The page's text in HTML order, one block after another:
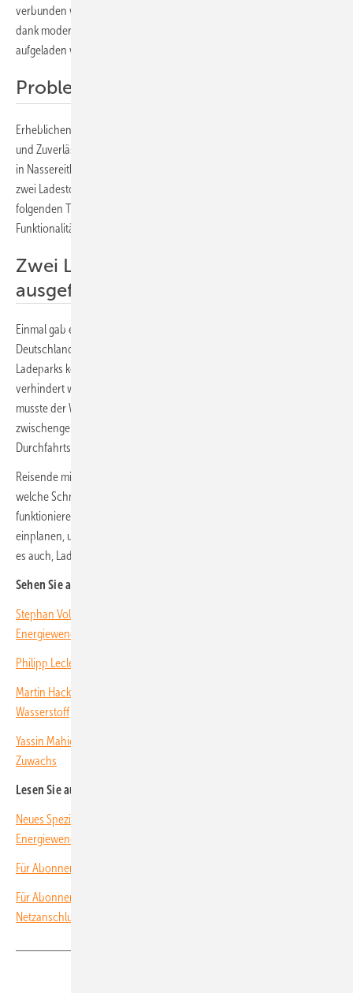
verbunden werden könnte. In 20 Minuten konnte der Testwagen
dank moderner Schnellladetechnologie von zehn auf 80 Prozent
aufgeladen werden.
Probleme beim Aufladen
Erheblichen Handlungsbedarf stellten die Tester bei der Verfügbarkeit
und Zuverlässigkeit der Ladepunkte fest. Am ersten Tag lief das Laden
in Nassereith (Tirol) und Innichen (Südtirol) reibungslos. Lediglich
zwei Ladestopps waren bis zur Adria notwendig. An den beiden
folgenden Tagen mussten die Tester jedoch erhebliche Mängel bei
Funktionalität und Authentifizierung registrieren.
Zwei Ladeparks komplett
ausgefallen
Einmal gab es für die Ladekarte kein Roaming-Abkommen mit
Deutschland, das Direktbezahlen scheiterte. Zweimal waren ganze
Ladeparks komplett ausgefallen. Nur knapp konnte ein Liegenbleiben
verhindert werden. Weiteres Manko beim Laden insgesamt: Meistens
musste der Wohnwagen abgekuppelt und an anderer Stelle
zwischengeparkt werden - hier bedarf es mehr
Durchfahrtsladestationen.
Reisende mit Elektroautos sollten in jedem Fall immer online prüfen,
welche Schnellladestationen auf der Route verfügbar sind und auch
funktionieren - und dabei für den Notfall genügend Restreichweite
einplanen, um eine Ausweichstation erreichen zu können. Sinnvoll ist
es auch, Ladekarten mehrerer Anbieter dabei zu haben. (HS)
Sehen Sie auch unsere aktuellen Videos aus München:
Stephan Volgmann von Phoenix Contact: Alle Sektoren der
Energiewende koppeln
Philipp Leclerc von FoxESS: Stapelbarer Energy Cube
Martin Hackl von Fronius: Volle Autarkie durch 24 Stunden Sonne und
Wasserstoff
Yassin Mahioui von EFT-Systems: Battery-Box von BYD bekommt
Zuwachs
Lesen Sie auch:
Neues Spezial zur E-Mobilität: Intelligente Ladestrategien für die
Energiewende
Für Abonnenten: Neue Solarakkus liefern hohe Kapazität und Leistung
Für Abonnenten: Neue Wechselrichter für Eigenverbrauch und
Netzanschluss